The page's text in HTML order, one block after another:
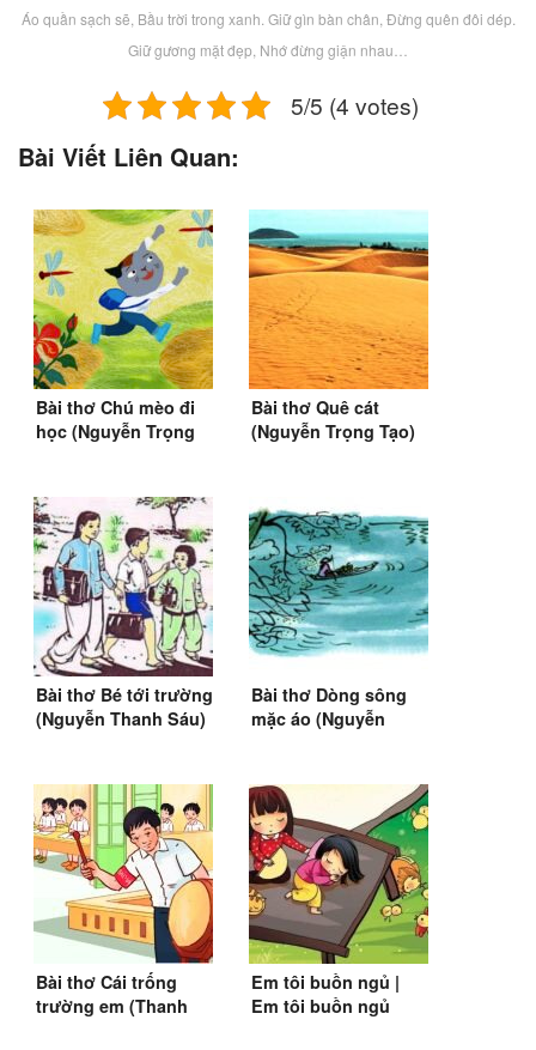
Áo quần sạch sẽ, Bầu trời trong xanh. Giữ gìn bàn chân, Đừng quên đôi dép.
Giữ gương mặt đẹp, Nhớ đừng giận nhau…
5/5 (4 votes)
Bài Viết Liên Quan:
Bài thơ Chú mèo đi
học (Nguyễn Trọng
Bài thơ Quê cát
(Nguyễn Trọng Tạo)
Bài thơ Bé tới trường
(Nguyễn Thanh Sáu)
Bài thơ Dòng sông
mặc áo (Nguyễn
Bài thơ Cái trống
trường em (Thanh
Em tôi buồn ngủ |
Em tôi buồn ngủ